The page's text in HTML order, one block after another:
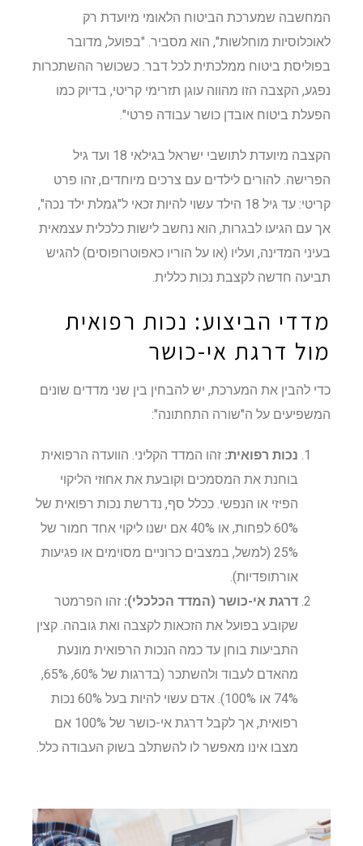
המחשבה שמערכת הביטוח הלאומי מיועדת רק
לאוכלוסיות מוחלשות", הוא מסביר. "בפועל, מדובר
בפוליסת ביטוח ממלכתית לכל דבר. כשכושר ההשתכרות
נפגע, הקצבה הזו מהווה עוגן תזרימי קריטי, בדיוק כמו
הפעלת ביטוח אובדן כושר עבודה פרטי".
הקצבה מיועדת לתושבי ישראל בגילאי 18 ועד גיל
הפרישה. להורים לילדים עם צרכים מיוחדים, זהו פרט
קריטי: עד גיל 18 הילד עשוי להיות זכאי ל"גמלת ילד נכה",
אך עם הגיעו לבגרות, הוא נחשב לישות כלכלית עצמאית
בעיני המדינה, ועליו (או על הוריו כאפוטרופוסים) להגיש
תביעה חדשה לקצבת נכות כללית.
מדדי הביצוע: נכות רפואית
מול דרגת אי-כושר
כדי להבין את המערכת, יש להבחין בין שני מדדים שונים
המשפיעים על ה"שורה התחתונה":
נכות רפואית:זהו המדד הקליני. הוועדה הרפואית
בוחנת את המסמכים וקובעת את אחוזי הליקוי
הפיזי או הנפשי. ככלל סף, נדרשת נכות רפואית של
60% לפחות, או 40% אם ישנו ליקוי אחד חמור של
25% (למשל, במצבים כרוניים מסוימים או פגיעות
אורתופדיות).
דרגת אי-כושר (המדד הכלכלי):זהו הפרמטר
שקובע בפועל את הזכאות לקצבה ואת גובהה. קצין
התביעות בוחן עד כמה הנכות הרפואית מונעת
מהאדם לעבוד ולהשתכר (בדרגות של 60%, 65%,
74% או 100%). אדם עשוי להיות בעל 60% נכות
רפואית, אך לקבל דרגת אי-כושר של 100% אם
מצבו אינו מאפשר לו להשתלב בשוק העבודה כלל.